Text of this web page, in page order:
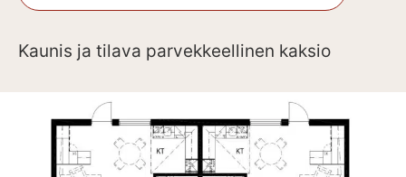
Kaunis ja tilava parvekkeellinen kaksio